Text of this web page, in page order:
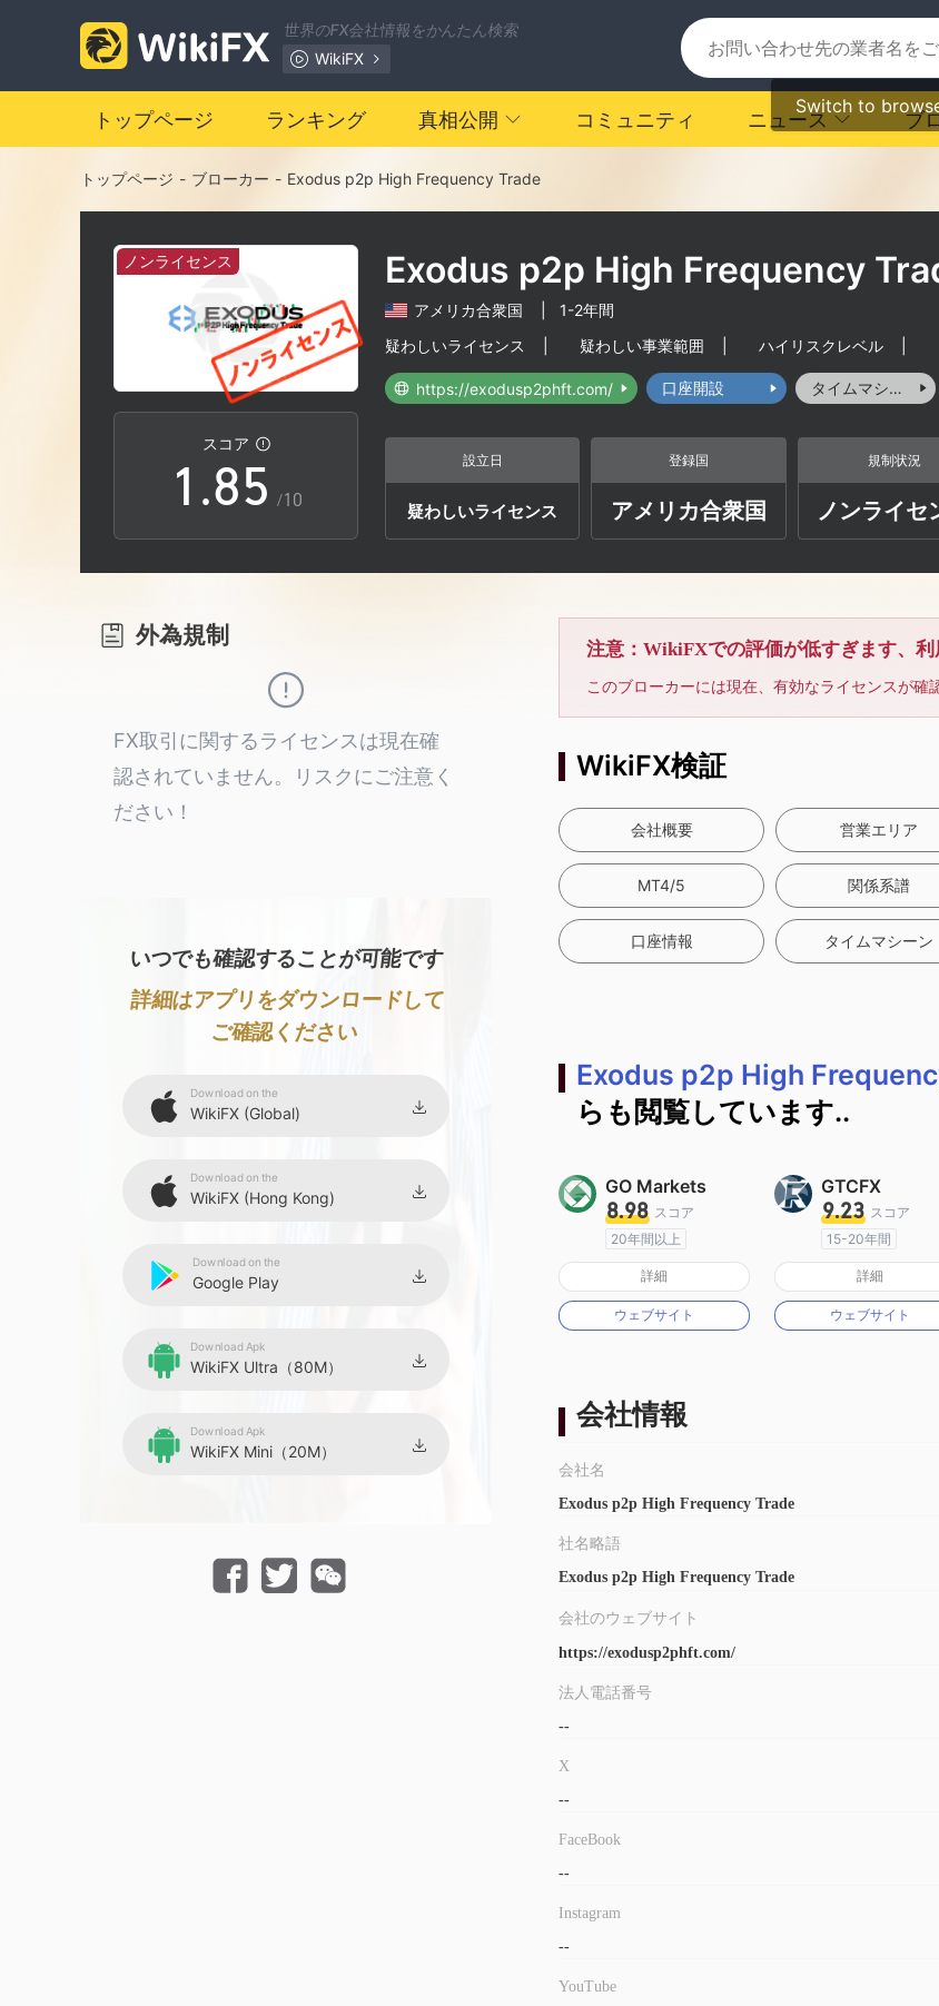
世界のFX会社情報をかんたん検索
WikiFX
Switch to
トップページ ランキング 真相公開 コミュニティ ニュース ブ
トップページ - ブローカー - Exodus p2p High Frequency Trade
ノンライセンス
スコア
0
1
2
3
5
6
8
9
.
1
2
3
4
5
6
7
8
9
0
1
2
3
4
5
6
8
9
/10
Exodus p2p High Frequency
アメリカ合衆国
1-2年間
疑わしいライセンス
疑わしい事業範囲 ハイリスクレベル
https://exodusp2phft.com/ 口座開設 タイムマシーン
設立日
疑わしいライセンス
登録国
アメリカ合衆国
規制状況
ノンライセ
外為規制
FX取引に関するライセンスは現在確
認されていません。リスクにご注意く
ださい！
いつでも確認することが可能です
詳細はアプリをダウンロードして
ご確認ください
Download on the
WikiFX (Global)
Download on the
WikiFX (Hong Kong)
Download on the
Google Play
Download Apk
WikiFX Ultra（80M）
Download Apk
WikiFX Mini（20M）
注意：WikiFXでの評価が低すぎます、
このブローカーには現在、有効なライセンスが確
WikiFX検証
会社概要 営業エリア
MT4/5 関係系譜
口座情報 タイムマシーン
Exodus p2p High
らも閲覧しています..
GO Markets
8.98 スコア
20年間以上
オーストラリア規制
マーケットメイキングライセンス（MM）
cTrader
詳細
ウェブサイト
GTCFX
9.23 スコア
15-20年間
イギリス規制
マーケットメイキングライセンス（MM）
詳細
ウェブサイト
会社情報
会社名
Exodus p2p High Frequency Trade
社名略語
Exodus p2p High Frequency Trade
会社のウェブサイト
https://exodusp2phft.com/
法人電話番号
--
X
--
FaceBook
--
Instagram
--
YouTube